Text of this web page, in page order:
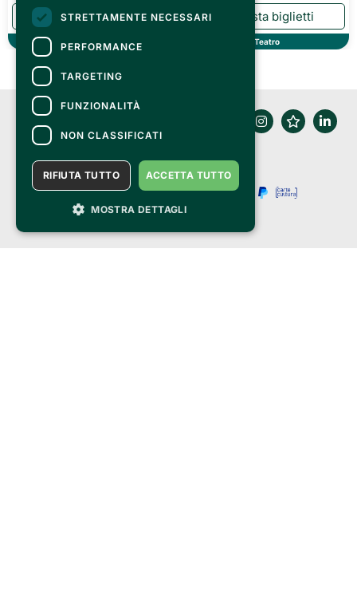
Teatro Teatro
STRETTAMENTE NECESSARI
PERFORMANCE
TARGETING
FUNZIONALITÀ
NON CLASSIFICATI
ACCETTA TUTTO
RIFIUTA TUTTO
MOSTRA DETTAGLI